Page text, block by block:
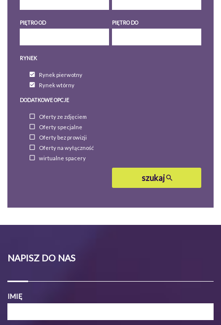
PIĘTRO OD PIĘTRO DO
RYNEK
Rynek pierwotny
Rynek wtórny
DODATKOWE OPCJE
Oferty ze zdjęciem
Oferty specjalne
Oferty bez prowizji
Oferty na wyłączność
wirtualne spacery
szukaj
NAPISZ DO NAS
IMIĘ